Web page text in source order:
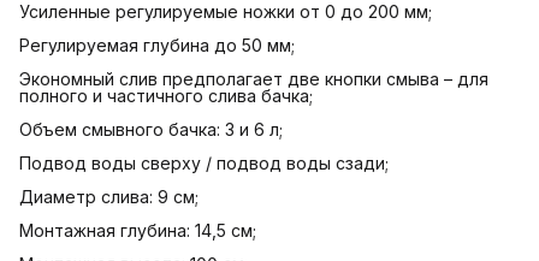
Усиленные регулируемые ножки от 0 до 200 мм;
Регулируемая глубина до 50 мм;
Экономный слив предполагает две кнопки смыва – для
полного и частичного слива бачка;
Объем смывного бачка: 3 и 6 л;
Подвод воды сверху / подвод воды сзади;
Диаметр слива: 9 см;
Монтажная глубина: 14,5 см;